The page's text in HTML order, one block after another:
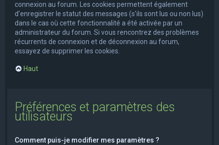
connexion au forum. Les cookies permettent également
d’enregistrer le statut des messages (s’ils sont lus ou non lus)
dans le cas où cette fonctionnalité a été activée par un
administrateur du forum. Si vous rencontrez des problèmes
récurrents de connexion et de déconnexion au forum,
essayez de supprimer les cookies.
Haut
Préférences et paramètres des
utilisateurs
Comment puis-je modifier mes paramètres ?